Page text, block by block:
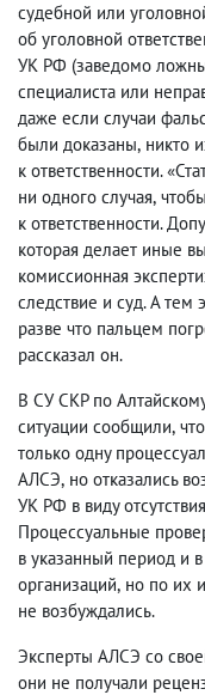
судебной или
об уголовной
УК РФ (заведомо
специалиста или
даже если случаи
были доказаны, никто
к ответственности.
ни одного случая,
к ответственности.
которая делает иные
комиссионная
следствие и суд. А тем
разве что пальцем
рассказал он.
В СУ СКР по
ситуации сообщили,
только одну
АЛСЭ, но отказались
УК РФ в виду
Процессуальные
в указанный период и
организаций, но по их
не возбуждались.
Эксперты АЛСЭ со
они не получали